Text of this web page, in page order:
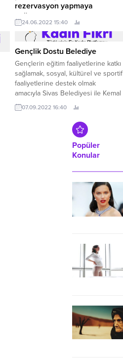
rezervasyon yapmaya
çağırıyor
Pandeminin etkilerinden çıkarken,
Emirates, Haziran ve Temmuz ayları
arasında BAE'den haftalık 2.
24.06.2022 15:40
Gençlik Dostu Belediye
Gençlerin eğitim faaliyetlerine katkı
sağlamak, sosyal, kültürel ve sportif
faaliyetlerine destek olmak
amacıyla Sivas Belediyesi ile Kemal
İbni Hümam Vakfı arasında işbirliği
protokolü imzalandı.
07.09.2022 16:40
Popüler
Konular